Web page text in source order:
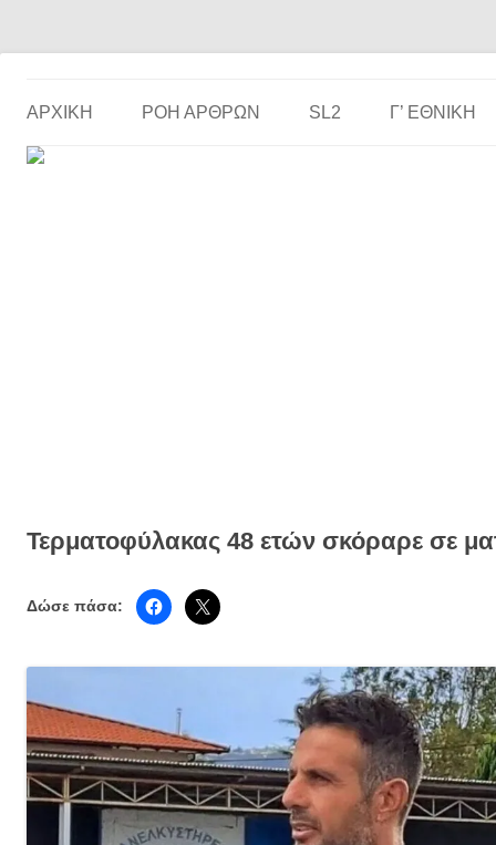
ΑΡΧΙΚΗ ΡΟΗ ΑΡΘΡΩΝ SL2 Γ’ ΕΘΝΙΚΉ
Τερματοφύλακας 48 ετών σκόραρε σε
Δώσε πάσα: